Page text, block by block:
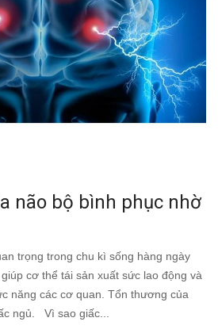
não bộ bình phục nhờ
trọng trong chu kì sống hàng ngày
cơ thể tái sản xuất sức lao động và
năng các cơ quan. Tổn thương của
ngủ. Vì sao giấc...